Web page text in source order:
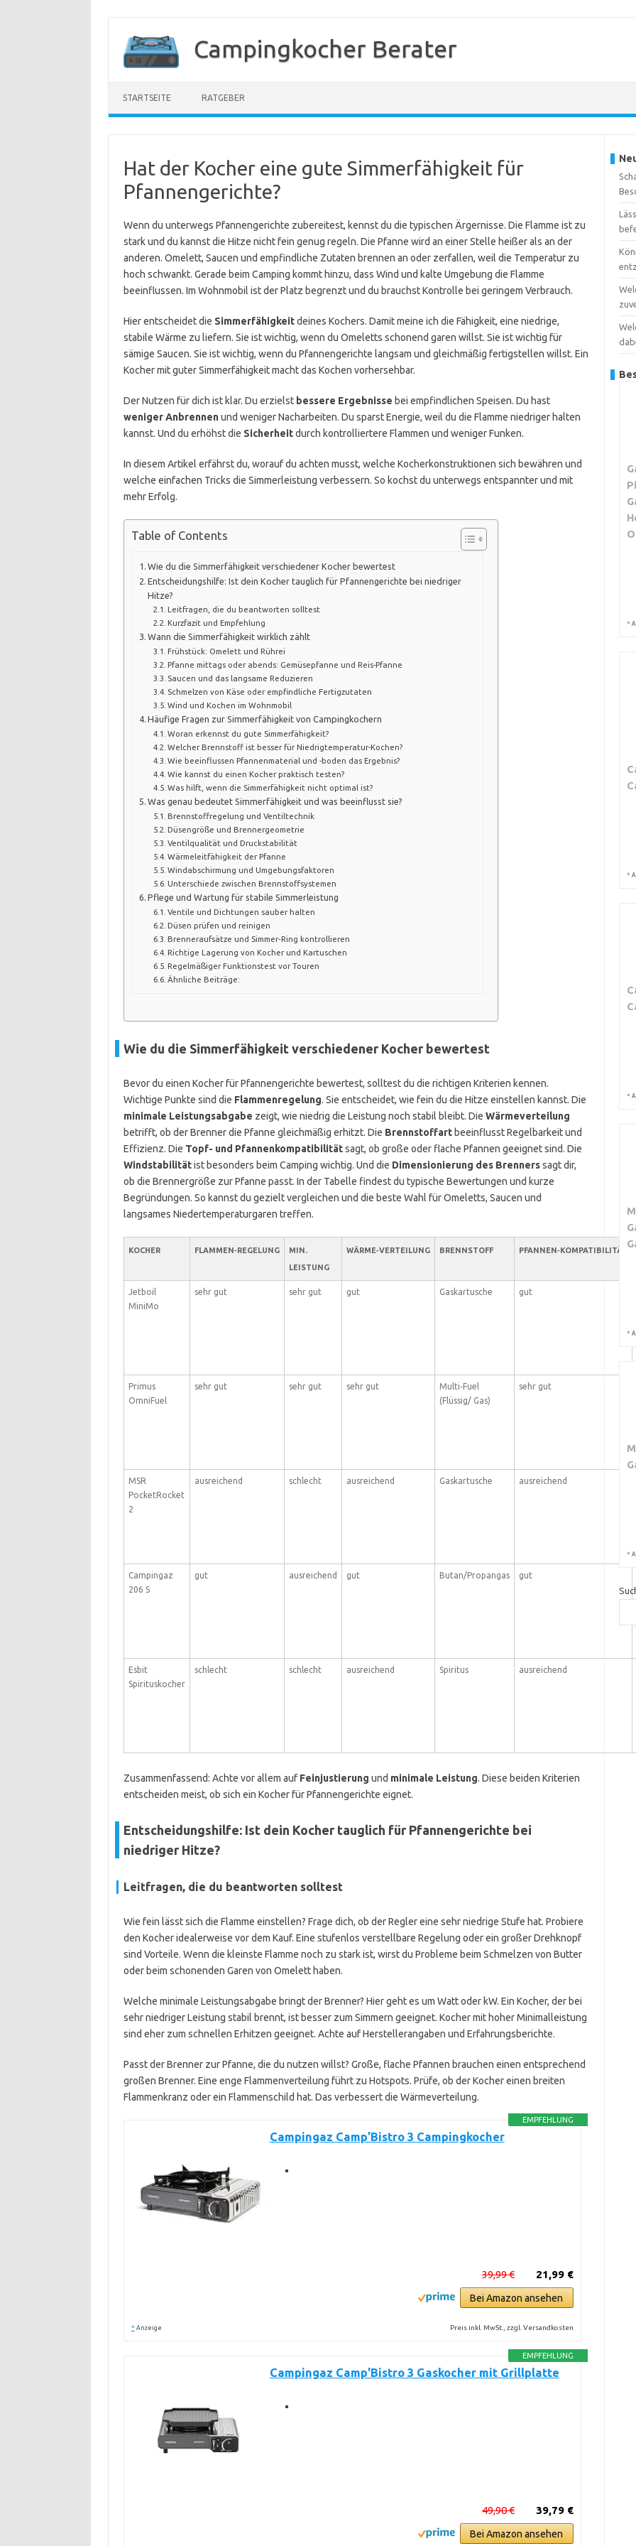
springen
Campingkocher Berater
STARTSEITE RATGEBER
Hat der Kocher eine gute Simmerfähigkeit für
Pfannengerichte?
Wenn du unterwegs Pfannengerichte zubereitest, kennst du die typischen Ärgernisse. Die Flamme ist zu
stark und du kannst die Hitze nicht fein genug regeln. Die Pfanne wird an einer Stelle heißer als an der
anderen. Omelett, Saucen und empfindliche Zutaten brennen an oder zerfallen, weil die Temperatur zu
hoch schwankt. Gerade beim Camping kommt hinzu, dass Wind und kalte Umgebung die Flamme
beeinflussen. Im Wohnmobil ist der Platz begrenzt und du brauchst Kontrolle bei geringem Verbrauch.
Hier entscheidet die Simmerfähigkeitdeines Kochers. Damit meine ich die Fähigkeit, eine niedrige,
stabile Wärme zu liefern. Sie ist wichtig, wenn du Omeletts schonend garen willst. Sie ist wichtig für
sämige Saucen. Sie ist wichtig, wenn du Pfannengerichte langsam und gleichmäßig fertigstellen willst. Ein
Kocher mit guter Simmerfähigkeit macht das Kochen vorhersehbar.
Der Nutzen für dich ist klar. Du erzielst bessere Ergebnisse bei empfindlichen Speisen. Du hast
weniger Anbrennenund weniger Nacharbeiten. Du sparst Energie, weil du die Flamme niedriger halten
kannst. Und du erhöhst die Sicherheitdurch kontrolliertere Flammen und weniger Funken.
In diesem Artikel erfährst du, worauf du achten musst, welche Kocherkonstruktionen sich bewähren und
welche einfachen Tricks die Simmerleistung verbessern. So kochst du unterwegs entspannter und mit
mehr Erfolg.
Table of Contents
Wie du die Simmerfähigkeit verschiedener Kocher bewertest
Entscheidungshilfe: Ist dein Kocher tauglich für Pfannengerichte bei niedriger
Hitze?
Leitfragen, die du beantworten solltest
Kurzfazit und Empfehlung
Wann die Simmerfähigkeit wirklich zählt
Frühstück: Omelett und Rührei
Pfanne mittags oder abends: Gemüsepfanne und Reis-Pfanne
Saucen und das langsame Reduzieren
Schmelzen von Käse oder empfindliche Fertigzutaten
Wind und Kochen im Wohnmobil
Häufige Fragen zur Simmerfähigkeit von Campingkochern
Woran erkennst du gute Simmerfähigkeit?
Welcher Brennstoff ist besser für Niedrigtemperatur-Kochen?
Wie beeinflussen Pfannenmaterial und -boden das Ergebnis?
Wie kannst du einen Kocher praktisch testen?
Was hilft, wenn die Simmerfähigkeit nicht optimal ist?
Was genau bedeutet Simmerfähigkeit und was beeinflusst sie?
Brennstoffregelung und Ventiltechnik
Düsengröße und Brennergeometrie
Ventilqualität und Druckstabilität
Wärmeleitfähigkeit der Pfanne
Windabschirmung und Umgebungsfaktoren
Unterschiede zwischen Brennstoffsystemen
Pflege und Wartung für stabile Simmerleistung
Ventile und Dichtungen sauber halten
Düsen prüfen und reinigen
Brenneraufsätze und Simmer‑Ring kontrollieren
Richtige Lagerung von Kocher und Kartuschen
Regelmäßiger Funktionstest vor Touren
Ähnliche Beiträge:
Wie du die Simmerfähigkeit verschiedener Kocher bewertest
Bevor du einen Kocher für Pfannengerichte bewertest, solltest du die richtigen Kriterien kennen.
Wichtige Punkte sind die Flammenregelung. Sie entscheidet, wie fein du die Hitze einstellen kannst. Die
minimale Leistungsabgabe zeigt, wie niedrig die Leistung noch stabil bleibt. Die Wärmeverteilung
betrifft, ob der Brenner die Pfanne gleichmäßig erhitzt. Die Brennstoffartbeeinflusst Regelbarkeit und
Effizienz. Die Topf- und Pfannenkompatibilitätsagt, ob große oder flache Pfannen geeignet sind. Die
Windstabilitätist besonders beim Camping wichtig. Und die Dimensionierung des Brennerssagt dir,
ob die Brennergröße zur Pfanne passt. In der Tabelle findest du typische Bewertungen und kurze
Begründungen. So kannst du gezielt vergleichen und die beste Wahl für Omeletts, Saucen und
langsames Niedertemperaturgaren treffen.
KOCHER FLAMMEN‑REGELUNG
MIN.
LEISTUNG
WÄRME‑VERTEILUNG BRENNSTOFF PFANNEN‑KOMPATIBILITÄT
Jetboil
MiniMo
sehr gut sehr gut gut Gaskartusche gut
Primus
OmniFuel
sehr gut sehr gut sehr gut
Multi‑Fuel
(Flüssig/ Gas)
sehr gut
MSR
PocketRocket
2
ausreichend schlecht ausreichend Gaskartusche ausreichend
Campingaz
206 S
gut ausreichend gut Butan/Propangas gut
Esbit
Spirituskocher
schlecht schlecht ausreichend Spiritus ausreichend
Zusammenfassend: Achte vor allem auf Feinjustierung und minimale Leistung. Diese beiden Kriterien
entscheiden meist, ob sich ein Kocher für Pfannengerichte eignet.
Entscheidungshilfe: Ist dein Kocher tauglich für Pfannengerichte bei
niedriger Hitze?
Leitfragen, die du beantworten solltest
Wie fein lässt sich die Flamme einstellen? Frage dich, ob der Regler eine sehr niedrige Stufe hat. Probiere
den Kocher idealerweise vor dem Kauf. Eine stufenlos verstellbare Regelung oder ein großer Drehknopf
sind Vorteile. Wenn die kleinste Flamme noch zu stark ist, wirst du Probleme beim Schmelzen von Butter
oder beim schonenden Garen von Omelett haben.
Welche minimale Leistungsabgabe bringt der Brenner? Hier geht es um Watt oder kW. Ein Kocher, der bei
sehr niedriger Leistung stabil brennt, ist besser zum Simmern geeignet. Kocher mit hoher Minimalleistung
sind eher zum schnellen Erhitzen geeignet. Achte auf Herstellerangaben und Erfahrungsberichte.
Passt der Brenner zur Pfanne, die du nutzen willst? Große, flache Pfannen brauchen einen entsprechend
großen Brenner. Eine enge Flammenverteilung führt zu Hotspots. Prüfe, ob der Kocher einen breiten
Flammenkranz oder ein Flammenschild hat. Das verbessert die Wärmeverteilung.
EMPFEHLUNG
Campingaz Camp’Bistro 3 Campingkocher
21,99 €
39,99 €
Bei Amazon ansehen
* Anzeige Preis inkl. MwSt., zzgl. Versandkosten
EMPFEHLUNG
Campingaz Camp'Bistro 3 Gaskocher mit Grillplatte
39,79 €
49,90 €
Bei Amazon ansehen
*
*
*
*
*